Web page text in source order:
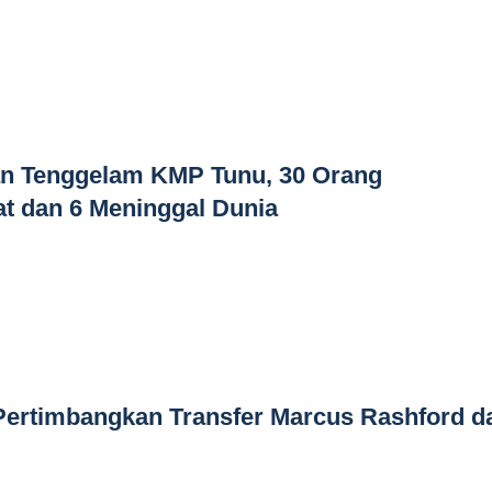
Tenggelam KMP Tunu, 30 Orang
dan 6 Meninggal Dunia
Transfer Marcus Rashford